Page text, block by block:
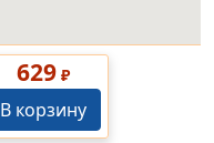
629₽
В корзину